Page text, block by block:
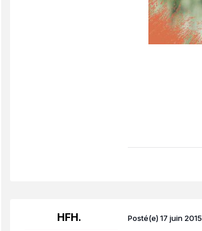
HFH. Posté(e)17 juin 2015